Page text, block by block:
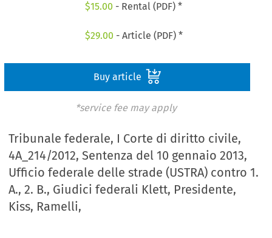
$15.00 - Rental (PDF) *
$29.00 - Article (PDF) *
Buy article
*service fee may apply
Tribunale federale, I Corte di diritto civile,
4A_214/2012, Sentenza del 10 gennaio 2013,
Ufficio federale delle strade (USTRA) contro 1.
A., 2. B., Giudici federali Klett, Presidente,
Kiss, Ramelli,